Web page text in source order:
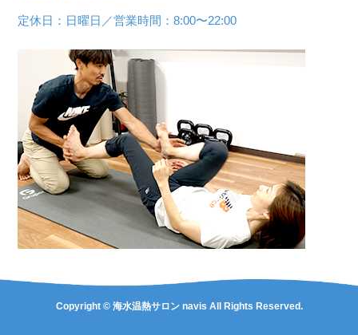
定休日：日曜日／営業時間：8:00〜22:00
Copyright © 海水温熱サロン navis All Rights Reserved.